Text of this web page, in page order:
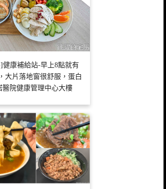
健康補給站-早上8點就有
大片落地窗很舒服，蛋白
醫院健康管理中心大樓